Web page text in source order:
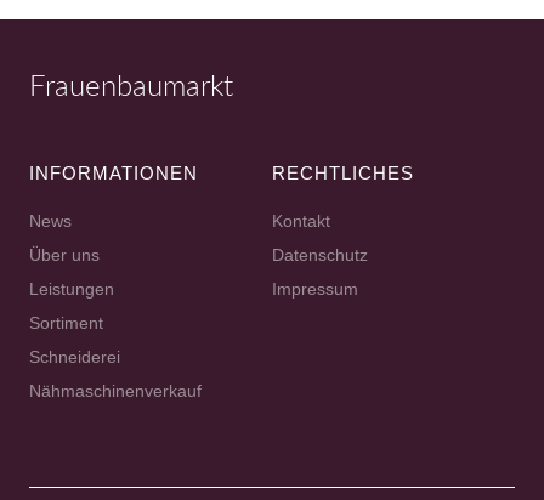
Frauenbaumarkt
INFORMATIONEN
News
Über uns
Leistungen
Sortiment
Schneiderei
Nähmaschinenverkauf
RECHTLICHES
Kontakt
Datenschutz
Impressum